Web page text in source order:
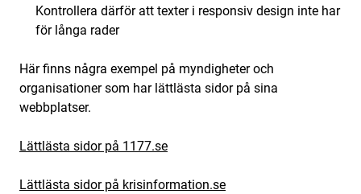
Kontrollera därför att texter i responsiv design inte har
för långa rader
Här finns några exempel på myndigheter och
organisationer som har lättlästa sidor på sina
webbplatser.
Lättlästa sidor på 1177.se
Lättlästa sidor på krisinformation.se